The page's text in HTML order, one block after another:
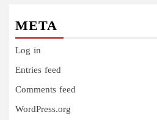
META
Log in
Entries feed
Comments feed
WordPress.org